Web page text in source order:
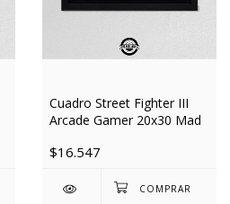
Cuadro Street Fighter III
Arcade Gamer 20x30 Mad
$16.547